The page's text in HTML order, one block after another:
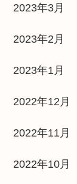
2023年3月
2023年2月
2023年1月
2022年12月
2022年11月
2022年10月